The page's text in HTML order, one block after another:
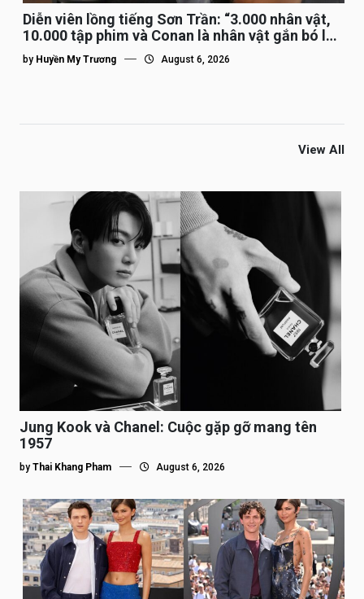
Diễn viên lồng tiếng Sơn Trần: “3.000 nhân vật,
10.000 tập phim và Conan là nhân vật gắn bó lâu
nhất”
by Huyền My Trương August 6, 2026
View All
Jung Kook và Chanel: Cuộc gặp gỡ mang tên
1957
by Thai Khang Pham August 6, 2026